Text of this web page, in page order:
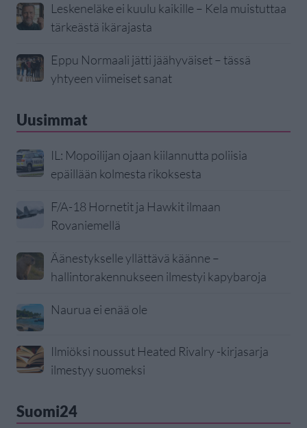
Leskeneläke ei kuulu kaikille – Kela muistuttaa
tärkeästä ikärajasta
Eppu Normaali jätti jäähyväiset – tässä
yhtyeen viimeiset sanat
Uusimmat
IL: Mopoilijan ojaan kiilannutta poliisia
epäillään kolmesta rikoksesta
F/A-18 Hornetit ja Hawkit ilmaan
Rovaniemellä
Äänestykselle yllättävä käänne –
hallintorakennukseen ilmestyi kapybaroja
Naurua ei enää ole
Ilmiöksi noussut Heated Rivalry -kirjasarja
ilmestyy suomeksi
Suomi24